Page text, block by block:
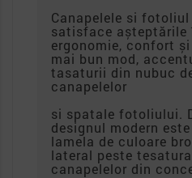
Canapelele si
satisface așteptările
ergonomie, confort
mai bun mod,
tasaturii din nubuc
canapelelor
si spatale fotoliului.
designul modern
lamela de culoare
lateral peste
canapelelor din